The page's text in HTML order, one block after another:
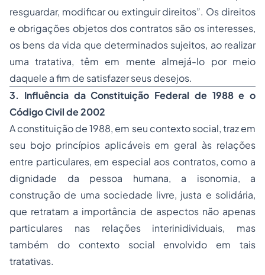
resguardar, modificar ou extinguir direitos”. Os direitos
e obrigações objetos dos contratos são os interesses,
os bens da vida que determinados sujeitos, ao realizar
uma tratativa, têm em mente almejá-lo por meio
daquele a fim de satisfazer seus desejos.
3. Influência da Constituição Federal de 1988 e o
Código Civil de 2002
A constituição de 1988, em seu contexto social, traz em
seu bojo princípios aplicáveis em geral às relações
entre particulares, em especial aos contratos, como a
dignidade da pessoa humana, a isonomia, a
construção de uma sociedade livre, justa e solidária,
que retratam a importância de aspectos não apenas
particulares nas relações interinidividuais, mas
também do contexto social envolvido em tais
tratativas.